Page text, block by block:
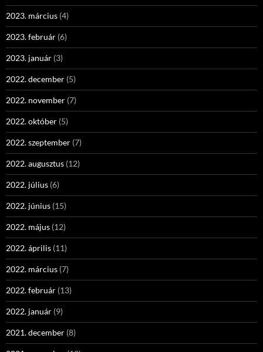
2023. március (4)
2023. február (6)
2023. január (3)
2022. december (5)
2022. november (7)
2022. október (5)
2022. szeptember (7)
2022. augusztus (12)
2022. július (6)
2022. június (15)
2022. május (12)
2022. április (11)
2022. március (7)
2022. február (13)
2022. január (9)
2021. december (8)